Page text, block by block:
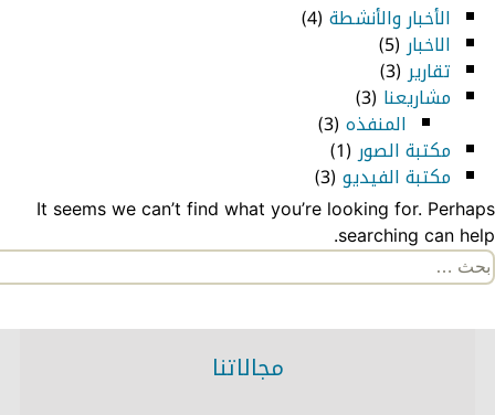
الأخبار والأنشطة (4)
الاخبار(5)
تقارير(3)
مشاريعنا (3)
المنفذه (3)
مكتبة الصور(1)
مكتبة الفيديو (3)
It seems we can’t find what you’re looking for. Perhaps
searching can help.
البحث
عن:
مجالاتنا